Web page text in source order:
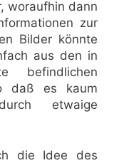
woraufhin dann
zur
Bilder könnte
aus den in
befindlichen
daß es kaum
etwaige
die Idee des